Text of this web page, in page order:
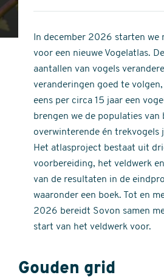
stars
of
stars
In december 2026 starten we
voor een nieuwe Vogelatlas.
aantallen van vogels
veranderingen goed te
eens per circa 15 jaar een
brengen we de populaties van
overwinterende én trekvogels
Het atlasproject bestaat uit
voorbereiding, het veldwerk
van de resultaten in de
waaronder een boek. Tot en
2026 bereidt Sovon samen
start van het veldwerk voor.
Gouden grid